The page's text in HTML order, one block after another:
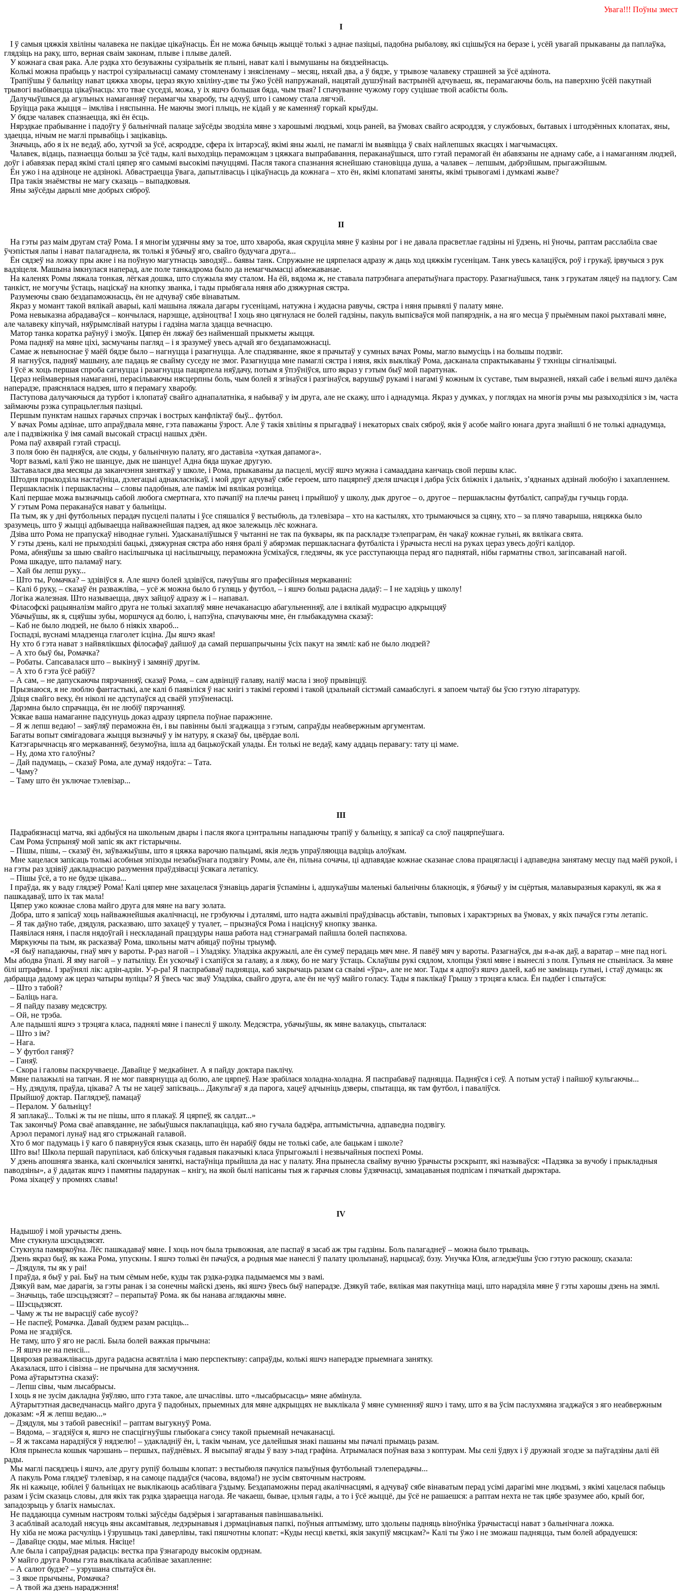
Увага!!! Поўны змест
І
I ў самыя цяжкія хвіліны чалавека не пакідае цікаўнасць. Ён не можа бачыць жыццё толькі з аднае пазіцыі, падобна рыбалову, які сцішыўся на беразе і, усёй увагай прыкаваны да паплаўка,
глядзіць на раку, што, верная сваім законам, плыве і плыве далей.
У кожнага свая рака. Але рэдка хто безуважны сузіральнік яе плыні, нават калі і вымушаны на бяздзейнасць.
Колькі можна прабыць у настроі сузіральнасці самаму стомленаму і знясіленаму – месяц, няхай два, а ў бядзе, у трывозе чалавеку страшней за ўсё адзінота.
Трапіўшы ў бальніцу нават цяжка хворы, цераз якую хвіліну-дзве ты ўжо ўсёй напружанай, нацятай душэўнай вастрынёй адчуваеш, як, перамагаючы боль, на паверхню ўсёй пакутнай
трывогі выбіваецца цікаўнасць: хто твае суседзі, можа, у іх яшчэ большая бяда, чым твая? I спачуванне чужому гору суцішае твой асабісты боль.
Далучыўшыся да агульных намаганняў перамагчы хваробу, ты адчуў, што і самому стала лягчэй.
Бруіцца рака жыцця – імкліва і няспынна. Не маючы змогі плыць, не кідай у яе каменняў горкай крыўды.
У бядзе чалавек спазнаецца, які ён ёсць.
Нярэдкае прабыванне і падоўгу ў бальнічнай палаце заўсёды зводзіла мяне з харошымі людзьмі, хоць раней, ва ўмовах свайго асяроддзя, у службовых, бытавых і штодзённых клопатах, яны,
здаецца, нічым не маглі прывабіць і зацікавіць.
Значыць, або я іх не ведаў, або, хутчэй за ўсё, асяроддзе, сфера іх інтарэсаў, якімі яны жылі, не памаглі ім выявіцца ў сваіх найлепшых якасцях і магчымасцях.
Чалавек, відаць, пазнаецца больш за ўсё тады, калі выходзіць пераможцам з цяжкага выпрабавання, пераканаўшыся, што гэтай перамогай ён абавязаны не аднаму сабе, а і намаганням людзей,
доўг і абавязак перад якімі сталі цяпер яго самымі высокімі пачуццямі. Пасля такога спазнання яснейшаю становіцца душа, а чалавек – лепшым, дабрэйшым, прыгажэйшым.
Ён ужо і на адзіноце не адзінокі. Абвастраецца ўвага, дапытлівасць і цікаўнасць да кожнага – хто ён, якімі клопатамі заняты, якімі трывогамі і думкамі жыве?
Пра такія знаёмствы не магу сказаць – выпадковыя.
Яны заўсёды дарылі мне добрых сяброў.
ІІ
На гэты раз маім другам стаў Рома. I я многім удзячны яму за тое, што хвароба, якая скруціла мяне ў казіны рог і не давала прасветлае гадзіны ні ўдзень, ні ўночы, раптам расслабіла свае
ўчэпістыя лапы і нават палагаднела, як толькі я ўбачыў яго, свайго будучага друга...
Ён сядзеў на ложку пры акне і на поўную магутнасць заводзіў... баявы танк. Спружыне не цярпелася адразу ж даць ход цяжкім гусеніцам. Танк увесь калаціўся, роў і грукаў, ірвучыся з рук
вадзіцеля. Машына імкнулася наперад, але поле танкадрома было да немагчымасці абмежаванае.
На каленях Ромы ляжала тонкая, лёгкая дошка, што служыла яму сталом. На ёй, вядома ж, не ставала патрэбнага аператыўнага прастору. Разагнаўшыся, танк з грукатам ляцеў на падлогу. Сам
танкіст, не могучы ўстаць, націскаў на кнопку званка, і тады прыбягала няня або дзяжурная сястра.
Разумеючы сваю бездапаможнасць, ён не адчуваў сябе вінаватым.
Якраз у момант такой вялікай аварыі, калі машына ляжала дагары гусеніцамі, натужна і жудасна равучы, сястра і няня прывялі ў палату мяне.
Рома невыказна абрадаваўся – кончылася, нарэшце, адзіноцтва! I хоць яно цягнулася не болей гадзіны, пакуль выпісваўся мой папярэднік, а на яго месца ў прыёмным пакоі рыхтавалі мяне,
але чалавеку кіпучай, няўрымслівай натуры і гадзіна магла здацца вечнасцю.
Матор танка коратка раўнуў і змоўк. Цяпер ён ляжаў без найменшай прыкметы жыцця.
Рома падняў на мяне ціхі, засмучаны пагляд – і я зразумеў увесь адчай яго бездапаможнасці.
Самае ж невыноснае ў маёй бядзе было – нагнуцца і разагнуцца. Але спадзяванне, якое я прачытаў у сумных вачах Ромы, магло вымусіць і на большы подзвіг.
Я нагнуўся, падняў машыну, але падаць яе свайму суседу не змог. Разагнуцца мне памаглі сястра і няня, якіх выклікаў Рома, дасканала спрактыкаваны ў тэхніцы сігналізацыі.
I ўсё ж хоць першая спроба сагнуцца і разагнуцца пацярпела няўдачу, потым я ўпэўніўся, што якраз у гэтым быў мой паратунак.
Цераз неймаверныя намаганні, перасільваючы нясцерпны боль, чым болей я згінаўся і разгінаўся, варушыў рукамі і нагамі ў кожным іх суставе, тым выразней, няхай сабе і вельмі яшчэ далёка
наперадзе, праяснялася надзея, што я перамагу хваробу.
Паступова далучаючыся да турбот і клопатаў свайго аднапалатніка, я набываў у ім друга, але не скажу, што і аднадумца. Якраз у думках, у поглядах на многія рэчы мы разыходзіліся з ім, часта
займаючы рэзка супрацьлеглыя пазіцыі.
Першым пунктам нашых гарачых спрэчак і вострых канфліктаў быў... футбол.
У вачах Ромы адзінае, што апраўдвала мяне, гэта паважаны ўзрост. Але ў такія хвіліны я прыгадваў і некаторых сваіх сяброў, якія ў асобе майго юнага друга знайшлі б не толькі аднадумца,
але і падзвіжніка ў імя самай высокай страсці нашых дзён.
Рома паў ахвярай гэтай страсці.
З поля бою ён падняўся, але сюды, у бальнічную палату, яго даставіла «хуткая дапамога».
Чорт вазьмі, калі ўжо не шанцуе, дык не шанцуе! Адна бяда шукае другую.
Заставалася два месяцы да заканчэння заняткаў у школе, і Рома, прыкаваны да пасцелі, мусіў яшчэ мужна і самааддана канчаць свой першы клас.
Штодня прыходзіла настаўніца, дэлегацыі аднакласнікаў, і мой друг адчуваў сябе героем, што пацярпеў дзеля шчасця і дабра ўсіх бліжніх і дальніх, з’яднаных адзінай любоўю і захапленнем.
Першакласнік і першакласны – словы падобныя, але паміж імі вялікая розніца.
Калі першае можа вызначыць сабой любога смертнага, хто пачапіў на плечы ранец і прыйшоў у школу, дык другое – о, другое – першакласны футбаліст, сапраўды гучыць горда.
У гэтым Рома пераканаўся нават у бальніцы.
Па тым, як у дні футбольных перадач пусцелі палаты і ўсе спяшаліся ў вестыбюль, да тэлевізара – хто на кастылях, хто трымаючыся за сцяну, хто – за плячо таварыша, няцяжка было
зразумець, што ў жыцці адбываецца найважнейшая падзея, ад якое залежыць лёс кожнага.
Дзіва што Рома не прапускаў ніводнае гульні. Удасканаліўшыся ў чытанні не так па буквары, як па раскладзе тэлепраграм, ён чакаў кожнае гульні, як вялікага свята.
У гэты дзень, калі не прыходзілі бацькі, дзяжурная сястра або няня бралі ў абярэмак першакласнага футбаліста і ўрачыста неслі на руках цераз увесь доўгі калідор.
Рома, абняўшы за шыю свайго насільшчыка ці насільшчыцу, пераможна ўсміхаўся, гледзячы, як усе расступаюцца перад яго паднятай, нібы гарматны ствол, загіпсаванай нагой.
Рома шкадуе, што паламаў нагу.
– Хай бы лепш руку...
– Што ты, Ромачка? – здзівіўся я. Але яшчэ болей здзівіўся, пачуўшы яго прафесійныя меркаванні:
– Калі б руку, – сказаў ён разважліва, – усё ж можна было б гуляць у футбол, – і яшчэ больш радасна дадаў: – I не хадзіць у школу!
Логіка жалезная. Што называецца, двух зайцоў адразу ж і – напавал.
Філасофскі рацыяналізм майго друга не толькі захапляў мяне нечаканасцю абагульненняў, але і вялікай мудрасцю адкрыццяў
Убачыўшы, як я, сцяўшы зубы, моршчуся ад болю, і, напэўна, спачуваючы мне, ён глыбакадумна сказаў:
– Каб не было людзей, не было б ніякіх хвароб...
Госпадзі, вуснамі младзенца глаголет ісціна. Ды яшчэ якая!
Ну хто б гэта нават з найвялікшых філосафаў дайшоў да самай першапрычыны ўсіх пакут на зямлі: каб не было людзей?
– А хто быў бы, Ромачка?
– Робаты. Сапсавалася што – выкінуў і замяніў другім.
– А хто б гэта ўсё рабіў?
– А сам, – не дапускаючы пярэчанняў, сказаў Рома, – сам адвінціў галаву, наліў масла і зноў прывінціў.
Прызнаюся, я не люблю фантастыкі, але калі б паявіліся ў нас кнігі з такімі героямі і такой ідэальнай сістэмай самаабслугі. я запоем чытаў бы ўсю гэтую літаратуру.
Дзіця свайго веку, ён ніколі не адступаўся ад сваёй упэўненасці.
Дарэмна было спрачацца, ён не любіў пярэчанняў.
Усякае ваша намаганне падсунуць доказ адразу цярпела поўнае паражэнне.
– Я ж лепш ведаю! – заяўляў пераможна ён, і вы павінны былі згаджацца з гэтым, сапраўды неабвержным аргументам.
Багаты вопыт сямігадовага жыцця вызначыў у ім натуру, я сказаў бы, цвёрдае волі.
Катэгарычнасць яго меркаванняў, безумоўна, ішла ад бацькоўскай улады. Ён толькі не ведаў, каму аддаць перавагу: тату ці маме.
– Ну, дома хто галоўны?
– Дай падумаць, – сказаў Рома, але думаў нядоўга: – Тата.
– Чаму?
– Таму што ён уключае тэлевізар...
III
Падрабязнасці матча, які адбыўся на школьным двары і пасля якога цэнтральны нападаючы трапіў у бальніцу, я запісаў са слоў пацярпеўшага.
Сам Рома ўспрыняў мой запіс як акт гістарычны.
– Пішы, пішы, – сказаў ён, заўважыўшы, што я цяжка варочаю пальцамі, якія ледзь упраўляюцца вадзіць алоўкам.
Мне хацелася запісаць толькі асобныя эпізоды незабыўнага подзвігу Ромы, але ён, пільна сочачы, ці адпавядае кожнае сказанае слова працягласці і адпаведна занятаму месцу пад маёй рукой, і
на гэты раз здзівіў дакладнасцю разумення праўдзівасці ўсякага летапісу.
– Пішы ўсё, а то не будзе цікава...
I праўда, як у ваду глядзеў Рома! Калі цяпер мне захацелася ўзнавіць дарагія ўспаміны і, адшукаўшы маленькі бальнічны блакноцік, я ўбачыў у ім сцёртыя, малавыразныя каракулі, як жа я
пашкадаваў, што іх так мала!
Цяпер ужо кожнае слова майго друга для мяне на вагу золата.
Добра, што я запісаў хоць найважнейшыя акалічнасці, не грэбуючы і дэталямі, што надта ажывілі праўдзівасць абставін, тыповых і характэрных ва ўмовах, у якіх пачаўся гэты летапіс.
– Я так даўно табе, дзядуля, расказваю, што захацеў у туалет, – прызнаўся Рома і націснуў кнопку званка.
Паявілася няня, і пасля нядоўгай і нескладанай працэдуры наша работа над стэнаграмай пайшла болей паспяхова.
Мяркуючы па тым, як расказваў Рома, школьны матч абяцаў поўны трыумф.
«Я быў нападаючы, гнаў мяч у вароты. Р-раз нагой – і Уладзіку. Уладзіка акружылі, але ён сумеў перадаць мяч мне. Я павёў мяч у вароты. Разагнаўся, ды я-а-ак даў, а варатар – мне пад ногі.
Мы абодва ўпалі. Я яму нагой – у патыліцу. Ён ускочыў і схапіўся за галаву, а я ляжу, бо не магу ўстаць. Склаўшы рукі сядлом, хлопцы ўзялі мяне і вынеслі з поля. Гульня не спынілася. За мяне
білі штрафны. I зраўнялі лік: адзін-адзін. У-р-ра! Я паспрабаваў падняцца, каб закрычаць разам са сваімі «ўра», але не мог. Тады я адпоўз яшчэ далей, каб не замінаць гульні, і стаў думаць: як
дабрацца дадому аж цераз чатыры вуліцы? Я ўвесь час зваў Уладзіка, свайго друга, але ён не чуў майго голасу. Тады я паклікаў Грышу з трэцяга класа. Ён падбег і спытаўся:
– Што з табой?
– Баліць нага.
– Я пайду пазаву медсястру.
– Ой, не трэба.
Але падышлі яшчэ з трэцяга класа, паднялі мяне і панеслі ў школу. Медсястра, убачыўшы, як мяне валакуць, спыталася:
– Што з ім?
– Нага.
– У футбол ганяў?
– Ганяў.
– Скора і галовы паскручваеце. Давайце ў медкабінет. А я пайду доктара паклічу.
Мяне палажылі на тапчан. Я не мог павярнуцца ад болю, але цярпеў. Назе зрабілася холадна-холадна. Я паспрабаваў падняцца. Падняўся і сеў. А потым устаў і пайшоў кульгаючы...
– Ну, дзядуля, праўда, цікава? А ты не хацеў запісваць... Дакульгаў я да парога, хацеў адчыніць дзверы, спытацца, як там футбол, і паваліўся.
Прыйшоў доктар. Паглядзеў, памацаў
– Пералом. У бальніцу!
Я заплакаў... Толькі ж ты не пішы, што я плакаў. Я цярпеў, як салдат...»
Так закончыў Рома сваё апавяданне, не забыўшыся паклапаціцца, каб яно гучала бадзёра, аптымістычна, адпаведна подзвігу.
Арэол перамогі лунаў над яго стрыжанай галавой.
Хто б мог падумаць і ў каго б павярнуўся язык сказаць, што ён нарабіў бяды не толькі сабе, але бацькам і школе?
Што вы! Школа першай парупілася, каб бліскучыя гадавыя паказчыкі класа ўпрыгожылі і незвычайныя поспехі Ромы.
У дзень апошняга званка, калі скончыліся заняткі, настаўніца прыйшла да нас у палату. Яна прынесла свайму вучню ўрачысты рэскрыпт, які называўся: «Падзяка за вучобу і прыкладныя
паводзіны», а ў дадатак яшчэ і памятны падарунак – кнігу, на якой былі напісаны тыя ж гарачыя словы ўдзячнасці, замацаваныя подпісам і пячаткай дырэктара.
Рома зіхацеў у промнях славы!
IV
Надышоў і мой урачысты дзень.
Мне стукнула шэсцьдзясят.
Стукнула памяркоўна. Лёс пашкадаваў мяне. I хоць ноч была трывожная, але паспаў я засаб аж тры гадзіны. Боль палагаднеў – можна было трываць.
Дзень якраз быў, як кажа Рома, упускны. I яшчэ толькі ён пачаўся, а родныя мае нанеслі ў палату цюльпанаў, нарцысаў, бэзу. Унучка Юля, агледзеўшы ўсю гэтую раскошу, сказала:
– Дзядуля, ты як у раі!
I праўда, я быў у раі. Быў на тым сёмым небе, куды так рэдка-рэдка падымаемся мы з вамі.
Дзякуй вам, мае дарагія, за гэты ранак і за сонечны майскі дзень, які яшчэ ўвесь быў наперадзе. Дзякуй табе, вялікая мая пакутніца маці, што нарадзіла мяне ў гэты харошы дзень на зямлі.
– Значыць, табе шэсцьдзясят? – перапытаў Рома. як бы нанава аглядаючы мяне.
– Шэсцьдзясят.
– Чаму ж ты не вырасціў сабе вусоў?
– Не паспеў, Ромачка. Давай будзем разам расціць...
Рома не згадзіўся.
Не таму, што ў яго не раслі. Была болей важкая прычына:
– Я яшчэ не на пенсіі...
Цвярозая разважлівасць друга радасна асвятліла і маю перспектыву: сапраўды, колькі яшчэ наперадзе прыемнага занятку.
Аказалася, што і сівізна – не прычына для засмучэння.
Рома аўтарытэтна сказаў:
– Лепш сівы, чым лысабрысы.
I хоць я не зусім дакладна ўяўляю, што гэта такое, але шчаслівы. што «лысабрысасць» мяне абмінула.
Аўтарытэтная дасведчанасць майго друга ў падобных, прыемных для мяне адкрыццях не выклікала ў мяне сумненняў яшчэ і таму, што я ва ўсім паслухмяна згаджаўся з яго неабвержным
доказам: «Я ж лепш ведаю...»
– Дзядуля, мы з табой равеснікі! – раптам выгукнуў Рома.
– Вядома, – згадзіўся я, яшчэ не спасцігнуўшы глыбокага сэнсу такой прыемнай нечаканасці.
– Я ж таксама нарадзіўся ў нядзелю! – удакладніў ён, і, такім чынам, усе далейшыя знакі пашаны мы пачалі прымаць разам.
Юля прынесла кошык чарэшань – першых, паўднёвых. Я высыпаў ягады ў вазу з-пад графіна. Атрымалася поўная ваза з коптурам. Мы селі ўдвух і ў дружнай згодзе за паўгадзіны далі ёй
рады.
Мы маглі пасядзець і яшчэ, але другу рупіў большы клопат: з вестыбюля пачуліся пазыўныя футбольнай тэлеперадачы...
А пакуль Рома глядзеў тэлевізар, я на самоце паддаўся (часова, вядома!) не зусім святочным настроям.
Як ні кажыце, юбілеі ў бальніцах не выклікаюць асаблівага ўздыму. Бездапаможны перад акалічнасцямі, я адчуваў сябе вінаватым перад усімі дарагімі мне людзьмі, з якімі хацелася пабыць
разам і ўсім сказаць словы, для якіх так рэдка здараецца нагода. Яе чакаеш, бывае, цэлыя гады, а то і ўсё жыццё, ды ўсё не рашаешся: а раптам нехта не так цябе зразумее або, крый бог,
западозрыць у благіх намыслах.
Не паддаюцца сумным настроям толькі заўсёды бадзёрыя і загартаваныя павіншавальнікі.
З асаблівай асалодай нясуць яны аксамітавыя, ледэрынавыя і дэрмацінавыя папкі, поўныя аптымізму, што здольны падняць віноўніка ўрачыстасці нават з бальнічнага ложка.
Ну хіба не можа расчуліць і ўзрушыць такі даверлівы, такі пяшчотны клопат: «Куды несці кветкі, якія закупіў мясцкам?» Калі ты ўжо і не зможаш падняцца, тым болей абрадуешся:
– Давайце сюды, мае мілыя. Нясіце!
Але была і сапраўдная радасць: вестка пра ўзнагароду высокім ордэнам.
У майго друга Ромы гэта выклікала асаблівае захапленне:
– А салют будзе? – узрушана спытаўся ён.
– З якое прычыны, Ромачка?
– А твой жа дзень нараджэння!